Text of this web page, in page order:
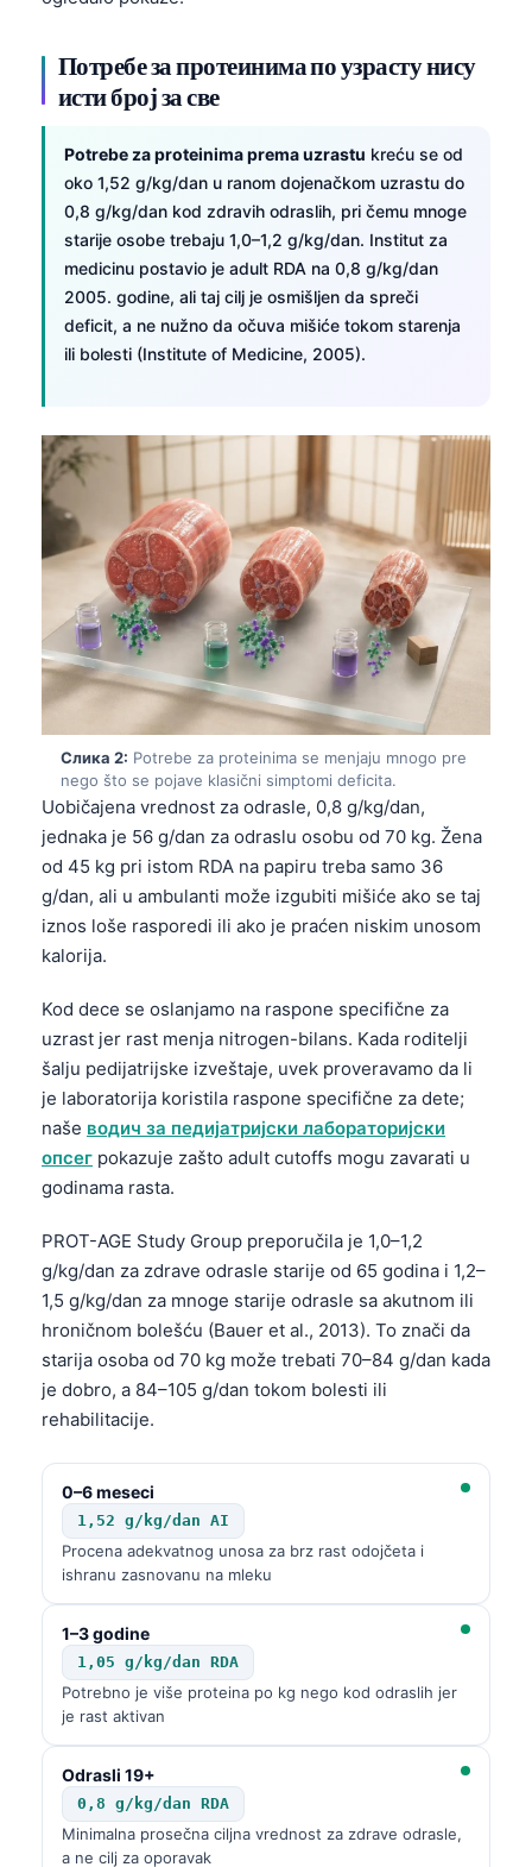
Потребе за протеинима по узрасту нису
исти број за све
Potrebe za proteinima prema uzrastu kreću se od
oko 1,52 g/kg/dan u ranom dojenačkom uzrastu do
0,8 g/kg/dan kod zdravih odraslih, pri čemu mnoge
starije osobe trebaju 1,0–1,2 g/kg/dan. Institut za
medicinu postavio je adult RDA na 0,8 g/kg/dan
2005. godine, ali taj cilj je osmišljen da spreči
deficit, a ne nužno da očuva mišiće tokom starenja
ili bolesti (Institute of Medicine, 2005).
Слика 2: Potrebe za proteinima se menjaju mnogo pre
nego što se pojave klasični simptomi deficita.
Uobičajena vrednost za odrasle, 0,8 g/kg/dan,
jednaka je 56 g/dan za odraslu osobu od 70 kg. Žena
od 45 kg pri istom RDA na papiru treba samo 36
g/dan, ali u ambulanti može izgubiti mišiće ako se taj
iznos loše rasporedi ili ako je praćen niskim unosom
kalorija.
Kod dece se oslanjamo na rasponе specifične za
uzrast jer rast menja nitrogen-bilans. Kada roditelji
šalju pedijatrijske izveštaje, uvek proveravamo da li
je laboratorija koristila rasponе specifične za dete;
naše водич за педијатријски лабораторијски
опсег pokazuje zašto adult cutoffs mogu zavarati u
godinama rasta.
PROT-AGE Study Group preporučila je 1,0–1,2
g/kg/dan za zdrave odrasle starije od 65 godina i 1,2–
1,5 g/kg/dan za mnoge starije odrasle sa akutnom ili
hroničnom bolešću (Bauer et al., 2013). To znači da
starija osoba od 70 kg može trebati 70–84 g/dan kada
je dobro, a 84–105 g/dan tokom bolesti ili
rehabilitacije.
0–6 meseci
1,52 g/kg/dan AI
Procena adekvatnog unosa za brz rast odojčeta i
ishranu zasnovanu na mleku
1–3 godine
1,05 g/kg/dan RDA
Potrebno je više proteina po kg nego kod odraslih jer
je rast aktivan
Odrasli 19+
0,8 g/kg/dan RDA
Minimalna prosečna ciljna vrednost za zdrave odrasle,
a ne cilj za oporavak